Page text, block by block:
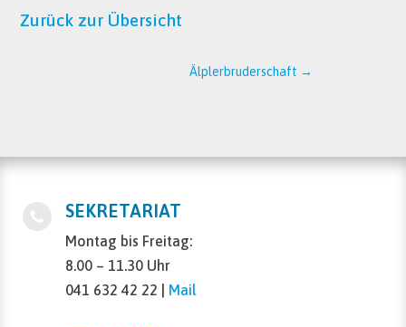
Zurück zur Übersicht
Älplerbruderschaft →
SEKRETARIAT
Montag bis Freitag:
8.00 – 11.30 Uhr
041 632 42 22 | Mail